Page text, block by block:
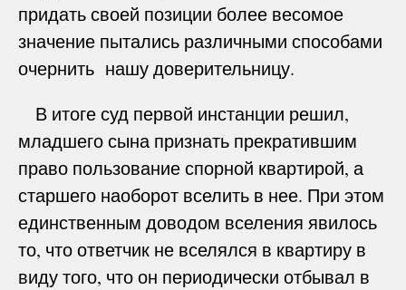
придать своей позиции более весомое
значение пытались различными способами
очернить нашу доверительницу.
В итоге суд первой инстанции решил,
младшего сына признать прекратившим
право пользование спорной квартирой, а
старшего наоборот вселить в нее. При этом
единственным доводом вселения явилось
то, что ответчик не вселялся в квартиру в
виду того, что он периодически отбывал в